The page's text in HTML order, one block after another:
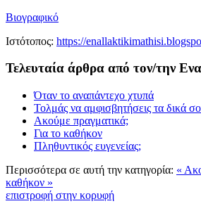
Βιογραφικό
Ιστότοπος: https://
Τελευταία άρθρα από τον/την
Όταν το αναπάντεχο χτυπά
Τολμάς να αμφισβητήσεις τα δικά
Ακούμε πραγματικά;
Για το καθήκον
Πληθυντικός ευγενείας;
Περισσότερα σε αυτή την κατηγορία: «
καθήκον »
επιστροφή στην κορυφή